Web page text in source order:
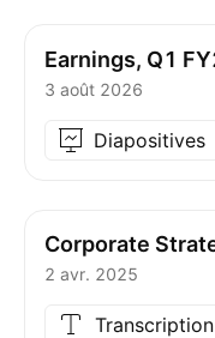
Earnings, Q1
3 août 2026
Diapositives
Corporate
2 avr. 2025